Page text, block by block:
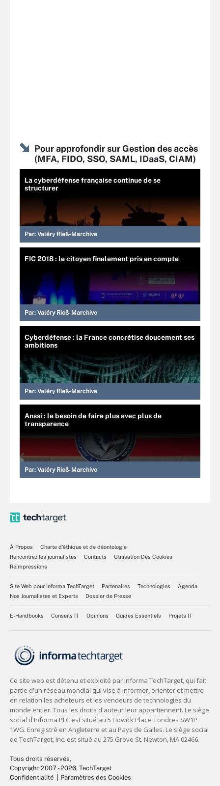
Pour approfondir sur Gestion des accès
(MFA, FIDO, SSO, SAML, IDaaS, CIAM)
La cyberdéfense française continue de se
structurer
Par: Valéry Rieß-Marchive
FIC 2018 : le citoyen finalement pris en compte
Par: Valéry Rieß-Marchive
Cyberdéfense : la France concrétise doucement ses
ambitions
Par: Valéry Rieß-Marchive
Anssi : le besoin de faire plus avec plus de
transparence
Par: Valéry Rieß-Marchive
À Propos
Charte d’éthique et de déontologie
Rencontrez les journalistes
Contacts
Utilisation Des Cookies
Réimpressions
Site Web pour Informa TechTarget Partenaires Technologies
Agenda
Nos Journalistes et Experts
Dossier de Presse
E-Handbooks Conseils IT Opinions Guides Essentiels Projets IT
Tous droits réservés,
Copyright 2007 - 2026, TechTarget
Confidentialité
Paramètres des Cookies